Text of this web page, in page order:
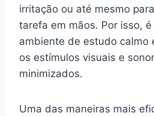
irritação ou até mesmo
tarefa em mãos. Por isso,
ambiente de estudo calmo
os estímulos visuais e
minimizados.
Uma das maneiras mais